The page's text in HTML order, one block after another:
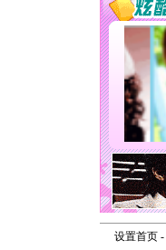
设置首页-